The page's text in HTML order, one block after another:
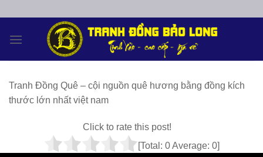
content
Tranh Đồng Quê – cội nguồn quê hương bằng đồng kích
thước lớn nhất việt nam
Click to rate this post!
[Total: 0Average: 0]